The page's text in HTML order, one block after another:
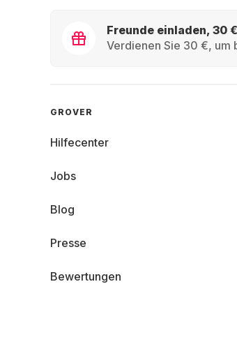
Freunde einladen, 30
Verdienen Sie 30 €, um
GROVER
Hilfecenter
Jobs
Blog
Presse
Bewertungen